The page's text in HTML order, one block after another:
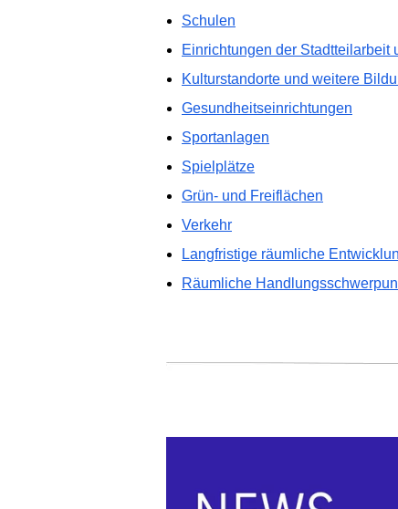
Schulen
Einrichtungen der Stadtteilarbeit
Kulturstandorte und weitere
Gesundheitseinrichtungen
Sportanlagen
Spielplätze
Grün- und Freiflächen
Verkehr
Langfristige räumliche
Räumliche